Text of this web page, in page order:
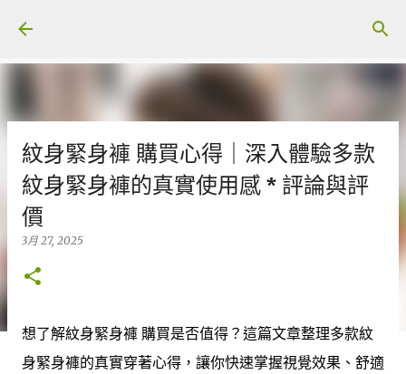
紋身緊身褲 購買心得｜深入體驗多款
紋身緊身褲的真實使用感 * 評論與評
價
3月 27, 2025
想了解紋身緊身褲 購買是否值得？這篇文章整理多款紋
身緊身褲的真實穿著心得，讓你快速掌握視覺效果、舒適